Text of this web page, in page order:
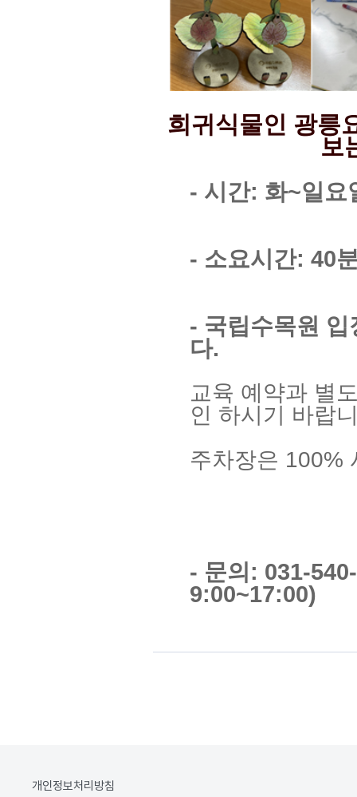
희귀식물인 광릉
보
- 시간: 화~일요
- 소요시간: 40
- 국립수목원
다.
교육 예약과 별
인 하시기 바랍
주차장은 100%
- 문의: 031-
9:00~17:00)
개인정보처리방침